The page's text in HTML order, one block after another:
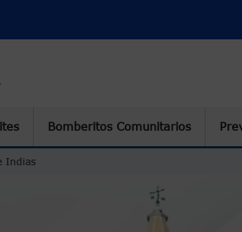
Bomberitos Comunitarios
Indias